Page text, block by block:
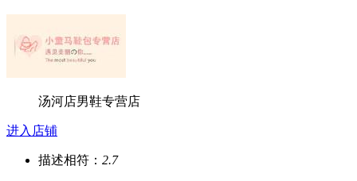
汤河店男鞋专营店
进入店铺
描述相符： 2.7